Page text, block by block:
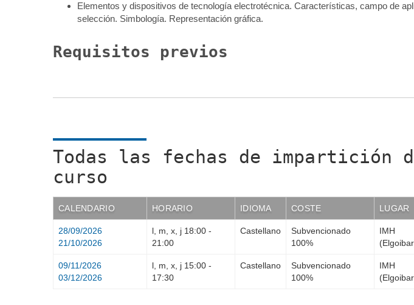
Elementos y dispositivos de tecnología electrotécnica. Características, campo de
selección. Simbología. Representación gráfica.
Requisitos previos
Todas las fechas de impartición
curso
CALENDARIO HORARIO IDIOMA COSTE LUGAR
28/09/2026
21/10/2026
l, m, x, j 18:00 -
21:00
Castellano
Subvencionado
100%
IMH
09/11/2026
03/12/2026
l, m, x, j 15:00 -
17:30
Castellano
Subvencionado
100%
IMH